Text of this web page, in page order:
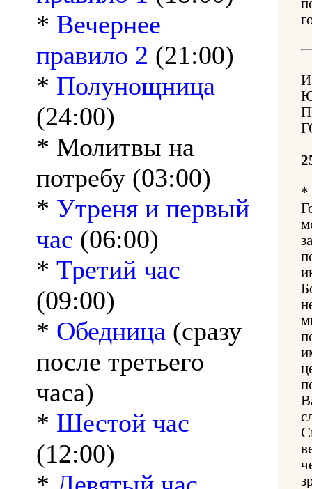
* Вечернее
правило 2 (21:00)
* Полунощница
(24:00)
* Молитвы на
потребу (03:00)
* Утреня и первый
час (06:00)
* Третий час
(09:00)
* Обедница (сразу
после третьего
часа)
* Шестой час
(12:00)
*